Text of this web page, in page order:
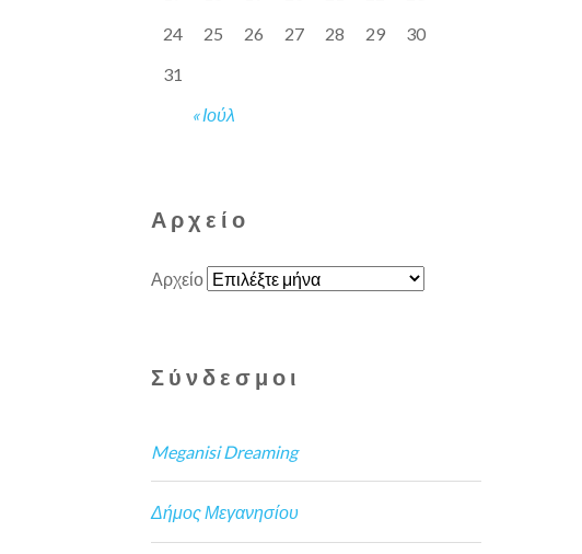
« Ιούλ
24
25 26 27 28 29
30
31
Αρχείο
Αρχείο
Σύνδεσμοι
Meganisi Dreaming
Δήμος Μεγανησίου